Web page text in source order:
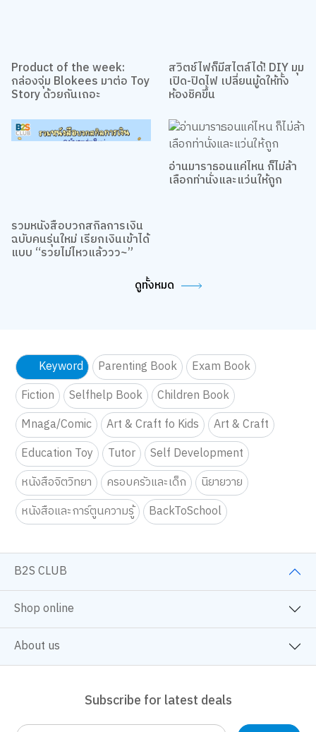
Product of the week:
กล่องจุ่ม Blokees มาต่อ Toy
Story ด้วยกันเถอะ
สวิตช์ไฟก็มีสไตล์ได้! DIY มุม
ห้องชิคขึ้น
รวมหนังสือบวกสกิลการเงิน
อ่านมาราธอนแค่ไหน ก็ไม่ล้า
เลือกท่านั่งและแว่นให้ถูก
Keyword Parenting Book
Exam Book
Fiction
Selfhelp Book
Children Book
Mnaga/Comic
Art & Craft fo Kids
Art & Craft
Education Toy
Tutor
Self Development
หนังสือจิตวิทยา
ครอบครัวและเด็ก
นิยายวาย
B2S CLUB
Shop online
About us
Subscribe for latest deals